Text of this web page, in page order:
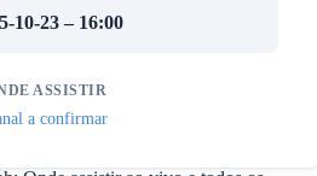
10-23 – 16:00
ASSISTIR
a confirmar